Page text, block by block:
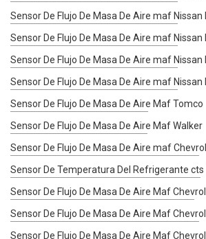
Sensor De Flujo De Masa De Aire maf Nissan
Sensor De Flujo De Masa De Aire maf Nissan
Sensor De Flujo De Masa De Aire maf Nissan
Sensor De Flujo De Masa De Aire maf Nissan
Sensor De Flujo De Masa De Aire Maf Tomco
Sensor De Flujo De Masa De Aire Maf Walker
Sensor De Flujo De Masa De Aire maf
Sensor De Temperatura Del Refrigerante cts
Sensor De Flujo De Masa De Aire Maf
Sensor De Flujo De Masa De Aire Maf
Sensor De Flujo De Masa De Aire Maf